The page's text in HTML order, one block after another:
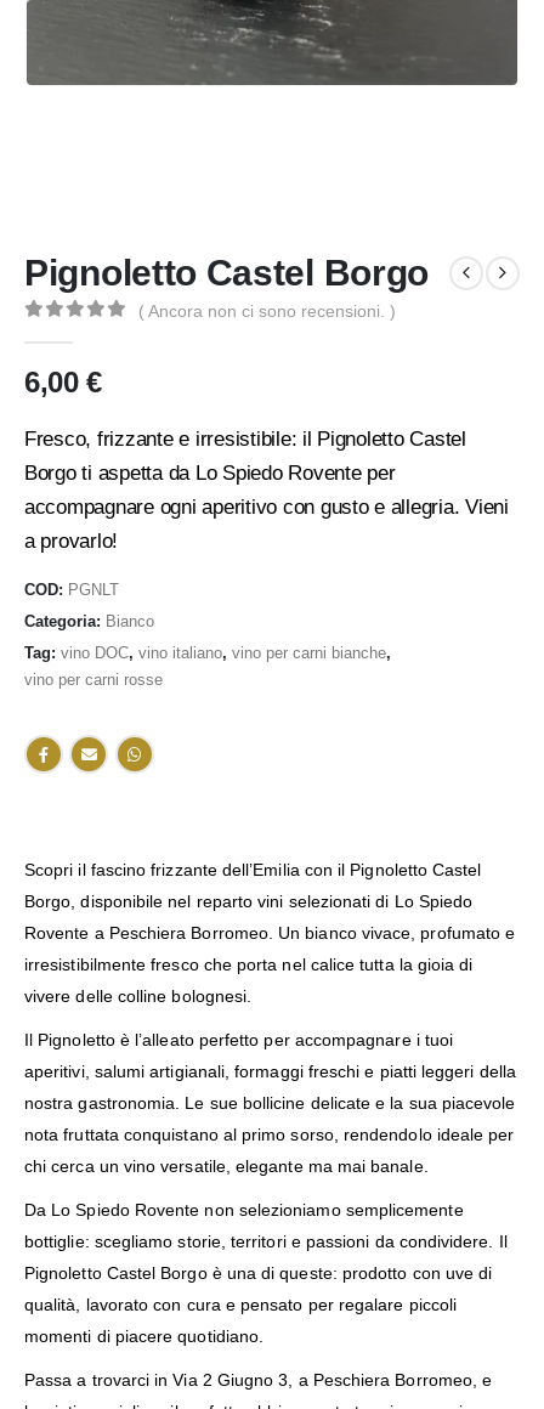
Pignoletto Castel Borgo
( Ancora non ci sono recensioni. )
6,00 €
Fresco, frizzante e irresistibile: il Pignoletto Castel
Borgo ti aspetta da Lo Spiedo Rovente per
accompagnare ogni aperitivo con gusto e allegria. Vieni
a provarlo!
COD: PGNLT
Categoria: Bianco
Tag: vino DOC, vino italiano, vino per carni bianche,
vino per carni rosse
Scopri il fascino frizzante dell’Emilia con il Pignoletto Castel
Borgo, disponibile nel reparto vini selezionati di Lo Spiedo
Rovente a Peschiera Borromeo. Un bianco vivace, profumato e
irresistibilmente fresco che porta nel calice tutta la gioia di
vivere delle colline bolognesi.
Il Pignoletto è l’alleato perfetto per accompagnare i tuoi
aperitivi, salumi artigianali, formaggi freschi e piatti leggeri della
nostra gastronomia. Le sue bollicine delicate e la sua piacevole
nota fruttata conquistano al primo sorso, rendendolo ideale per
chi cerca un vino versatile, elegante ma mai banale.
Da Lo Spiedo Rovente non selezioniamo semplicemente
bottiglie: scegliamo storie, territori e passioni da condividere. Il
Pignoletto Castel Borgo è una di queste: prodotto con uve di
qualità, lavorato con cura e pensato per regalare piccoli
momenti di piacere quotidiano.
Passa a trovarci in Via 2 Giugno 3, a Peschiera Borromeo, e